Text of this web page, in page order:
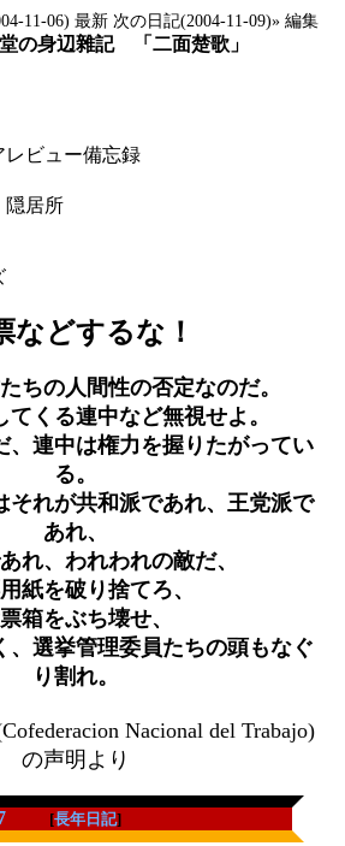
11-06) 最新 次の日記(2004-11-09)» 編集
の身辺雜記 「二面楚歌」
ビュー備忘録
居所
などするな！
ちの人間性の否定なのだ。
てくる連中など無視せよ。
、連中は権力を握りたがってい
る。
それが共和派であれ、王党派で
あれ、
れ、われわれの敵だ、
紙を破り捨てろ、
箱をぶち壊せ、
、選挙管理委員たちの頭もなぐ
り割れ。
Nacional del Trabajo)
の声明より
[長年日記]